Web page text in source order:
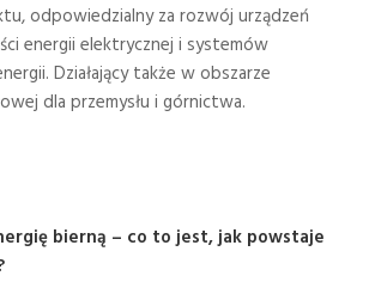
odpowiedzialny za rozwój urządzeń
energii elektrycznej i systemów
Działający także w obszarze
dla przemysłu i górnictwa.
bierną – co to jest, jak powstaje